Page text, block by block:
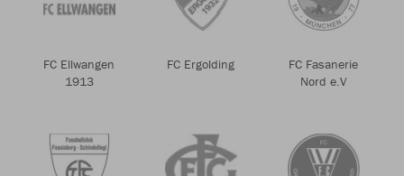
FC Ellwangen
1913
FC Ergolding
FC Fasanerie
Nord e.V